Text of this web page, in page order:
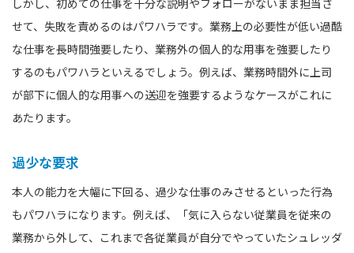
しかし、初めての仕事を十分な説明やフォローがないまま担当さ
せて、失敗を責めるのはパワハラです。業務上の必要性が低い過酷
な仕事を長時間強要したり、業務外の個人的な用事を強要したり
するのもパワハラといえるでしょう。例えば、業務時間外に上司
が部下に個人的な用事への送迎を強要するようなケースがこれに
あたります。
過少な要求
本人の能力を大幅に下回る、過少な仕事のみさせるといった行為
もパワハラになります。例えば、「気に入らない従業員を従来の
業務から外して、これまで各従業員が自分でやっていたシュレッダ